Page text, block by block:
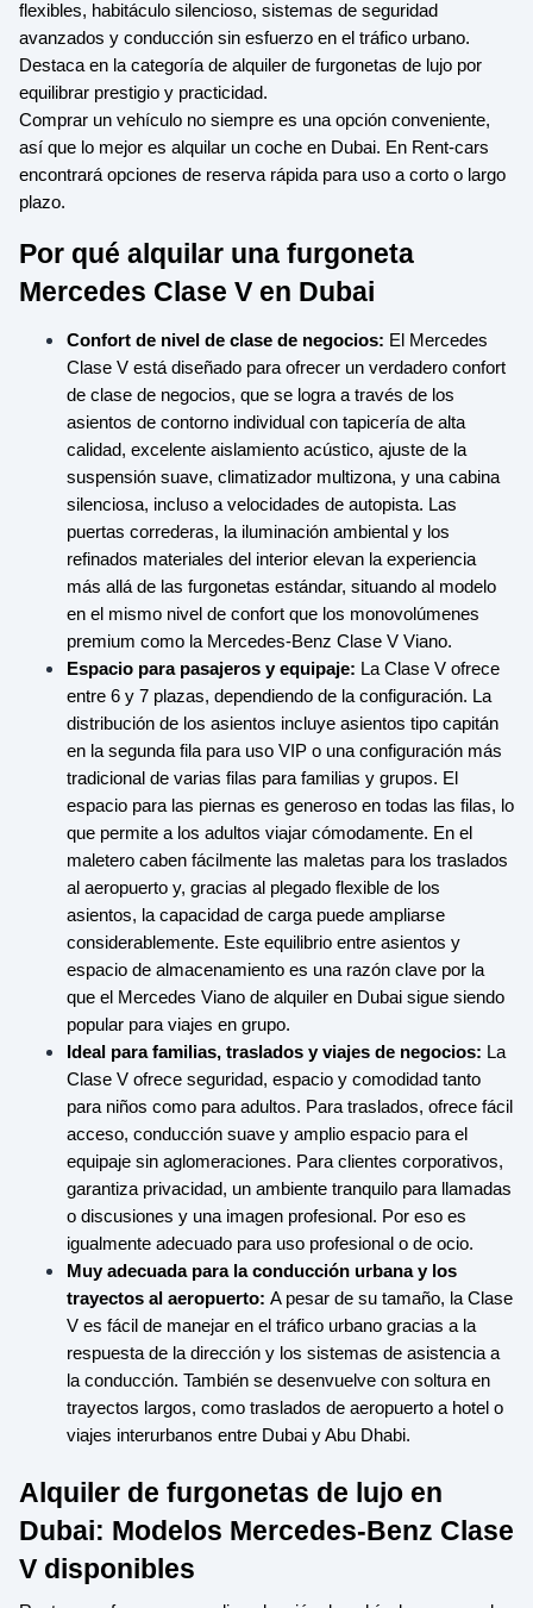
flexibles, habitáculo silencioso, sistemas de seguridad
avanzados y conducción sin esfuerzo en el tráfico urbano.
Destaca en la categoría de alquiler de furgonetas de lujo por
equilibrar prestigio y practicidad.
Comprar un vehículo no siempre es una opción conveniente,
así que lo mejor es alquilar un coche en Dubai. En Rent-cars
encontrará opciones de reserva rápida para uso a corto o largo
plazo.
Por qué alquilar una furgoneta
Mercedes Clase V en Dubai
Confort de nivel de clase de negocios: El Mercedes
Clase V está diseñado para ofrecer un verdadero confort
de clase de negocios, que se logra a través de los
asientos de contorno individual con tapicería de alta
calidad, excelente aislamiento acústico, ajuste de la
suspensión suave, climatizador multizona, y una cabina
silenciosa, incluso a velocidades de autopista. Las
puertas correderas, la iluminación ambiental y los
refinados materiales del interior elevan la experiencia
más allá de las furgonetas estándar, situando al modelo
en el mismo nivel de confort que los monovolúmenes
premium como la Mercedes-Benz Clase V Viano.
Espacio para pasajeros y equipaje: La Clase V ofrece
entre 6 y 7 plazas, dependiendo de la configuración. La
distribución de los asientos incluye asientos tipo capitán
en la segunda fila para uso VIP o una configuración más
tradicional de varias filas para familias y grupos. El
espacio para las piernas es generoso en todas las filas, lo
que permite a los adultos viajar cómodamente. En el
maletero caben fácilmente las maletas para los traslados
al aeropuerto y, gracias al plegado flexible de los
asientos, la capacidad de carga puede ampliarse
considerablemente. Este equilibrio entre asientos y
espacio de almacenamiento es una razón clave por la
que el Mercedes Viano de alquiler en Dubai sigue siendo
popular para viajes en grupo.
Ideal para familias, traslados y viajes de negocios: La
Clase V ofrece seguridad, espacio y comodidad tanto
para niños como para adultos. Para traslados, ofrece fácil
acceso, conducción suave y amplio espacio para el
equipaje sin aglomeraciones. Para clientes corporativos,
garantiza privacidad, un ambiente tranquilo para llamadas
o discusiones y una imagen profesional. Por eso es
igualmente adecuado para uso profesional o de ocio.
Muy adecuada para la conducción urbana y los
trayectos al aeropuerto: A pesar de su tamaño, la Clase
V es fácil de manejar en el tráfico urbano gracias a la
respuesta de la dirección y los sistemas de asistencia a
la conducción. También se desenvuelve con soltura en
trayectos largos, como traslados de aeropuerto a hotel o
viajes interurbanos entre Dubai y Abu Dhabi.
Alquiler de furgonetas de lujo en
Dubai: Modelos Mercedes-Benz Clase
V disponibles